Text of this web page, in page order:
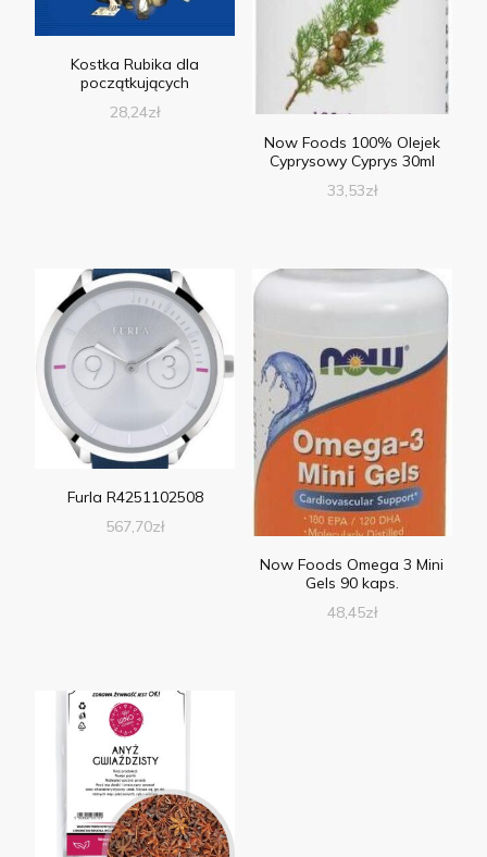
Kostka Rubika dla
początkujących
28,24zł
Now Foods 100% Olejek
Cyprysowy Cyprys 30ml
33,53zł
Furla R4251102508
567,70zł
Now Foods Omega 3 Mini
Gels 90 kaps.
48,45zł